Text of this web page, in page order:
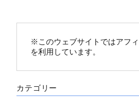
※このウェブサイトではアフ
を利用しています。
カテゴリー